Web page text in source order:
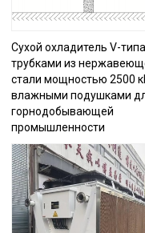
Сухой охладитель V-
трубками из
стали мощностью 2500
влажными подушками
горнодобывающей
промышленности